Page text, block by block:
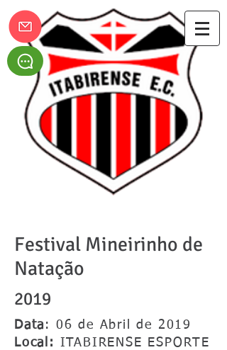
Festival Mineirinho de
Natação
2019
Data : 06 de Abril de 2019
Local:
ITABIRENSE ESPORTE